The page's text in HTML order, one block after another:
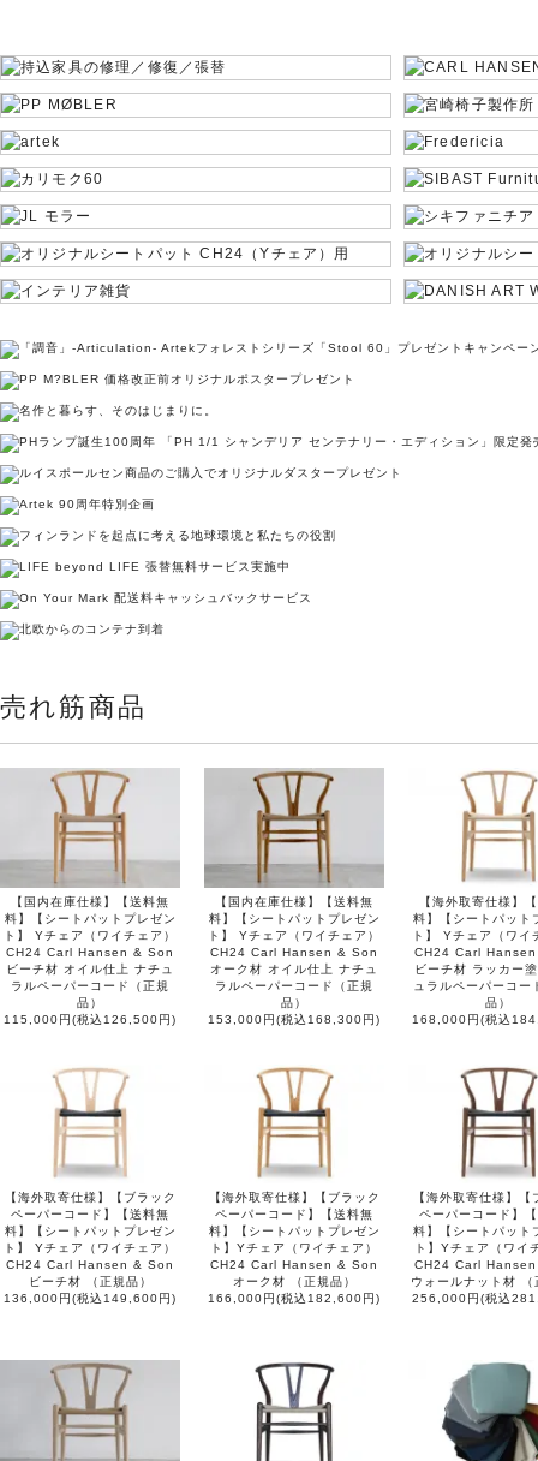
売れ筋商品
【国内在庫仕様】【送料無
料】【シートパットプレゼン
ト】 Yチェア（ワイチェア）
CH24 Carl Hansen & Son
ビーチ材 オイル仕上 ナチュ
ラルペーパーコード（正規
品）
115,000円(税込126,500円)
【国内在庫仕様】【送料無
料】【シートパットプレゼン
ト】 Yチェア（ワイチェア）
CH24 Carl Hansen & Son
オーク材 オイル仕上 ナチュ
ラルペーパーコード（正規
品）
153,000円(税込168,300円)
【海外取寄仕様】
料】【シートパット
ト】 Yチェア（ワイ
CH24 Carl
ビーチ材 ラッカー
ュラルペーパーコー
品）
168,000円(税込
【海外取寄仕様】【ブラック
ペーパーコード】【送料無
料】【シートパットプレゼン
ト】 Yチェア（ワイチェア）
CH24 Carl Hansen & Son
ビーチ材 （正規品）
136,000円(税込149,600円)
【海外取寄仕様】【ブラック
ペーパーコード】【送料無
料】【シートパットプレゼン
ト】Yチェア（ワイチェア）
CH24 Carl Hansen & Son
オーク材 （正規品）
166,000円(税込182,600円)
【海外取寄仕様】【
ペーパーコード】
料】【シートパット
ト】Yチェア（ワイ
CH24 Carl
ウォールナット材 （
256,000円(税込